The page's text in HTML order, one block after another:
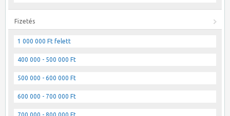
Fizetés
1 000 000 Ft felett
400 000 - 500 000 Ft
500 000 - 600 000 Ft
600 000 - 700 000 Ft